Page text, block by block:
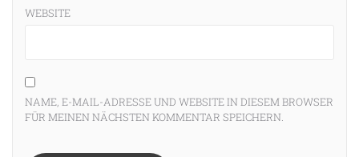
WEBSITE
NAME, E-MAIL-ADRESSE UND WEBSITE IN DIESEM BROWSER
FÜR MEINEN NÄCHSTEN KOMMENTAR SPEICHERN.